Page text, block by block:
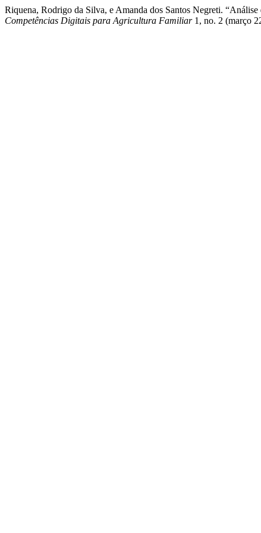
Riquena, Rodrigo da Silva, e Amanda dos Santos Negreti.
Competências Digitais para Agricultura Familiar1, no. 2 (março